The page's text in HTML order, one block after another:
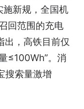
新规，全国机
回范围的充电
出，高铁目前仅
≤100Wh”。消
搜索量激增